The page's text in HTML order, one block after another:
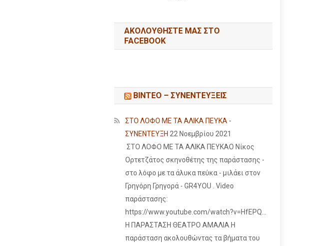
ΑΚΟΛΟΥΘΉΣΤΕ ΜΑΣ ΣΤΟ
FACEBOOK
ΒΙΝΤΕΟ – ΣΥΝΕΝΤΕΥΞΕΙΣ
ΣΤΟ ΛΟΦΟ ΜΕ ΤΑ ΑΛΙΚΑ ΠΕΥΚΑ -
ΣΥΝΕΝΤΕΥΞΗ 22 Νοεμβρίου 2021
ΣΤΟ ΛΟΦΟ ΜΕ ΤΑ ΑΛΙΚΑ ΠΕΥΚΑΟ Νίκος
Ορτετζάτος σκηνοθέτης της παράστασης -
στο λόφο με τα άλυκα πεύκα - μιλάει στον
Γρηγόρη Γρηγορά - GR4YOU . Video
παράστασης:
https://www.youtube.com/watch?v=HfEPQ...
Η ΠΑΡΑΣΤΑΣΗ ΘΕΑΤΡΟ ΑΜΑΛΙΑ Η
παράσταση ακολουθώντας τα βήματα του